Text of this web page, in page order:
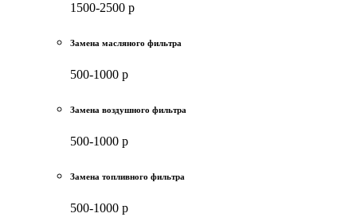
1500-2500 р
Замена масляного фильтра
500-1000 р
Замена воздушного фильтра
500-1000 р
Замена топливного фильтра
500-1000 р